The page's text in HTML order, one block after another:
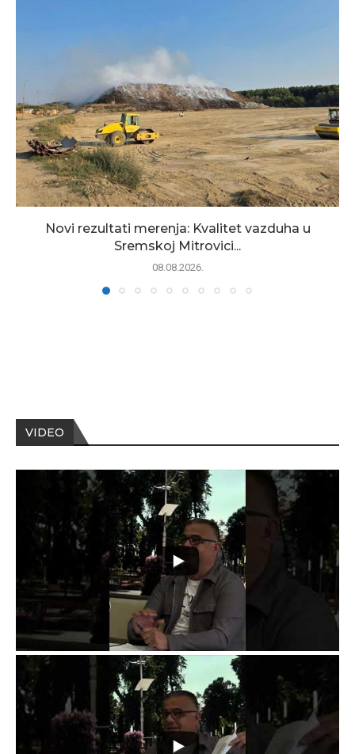
Novi rezultati merenja: Kvalitet vazduha u
Sremskoj Mitrovici...
08.08.2026.
VIDEO